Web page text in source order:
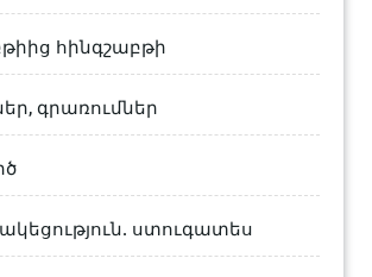
հինգշաբթի
գրառումներ
ստուգատես